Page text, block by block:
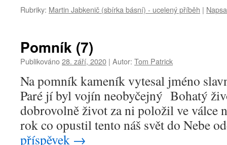
Rubriky: Martin Jabkenič (sbírka básní) - ucelený příběh |
Pomník (7)
Publikováno28. září, 2020 | Autor: Tom Patrick
Na pomník kameník vytesal jméno
Paré jí byl vojín neobyčejný Bohatý
dobrovolně život za ni položil ve válce
rok co opustil tento náš svět do Nebe
příspěvek →